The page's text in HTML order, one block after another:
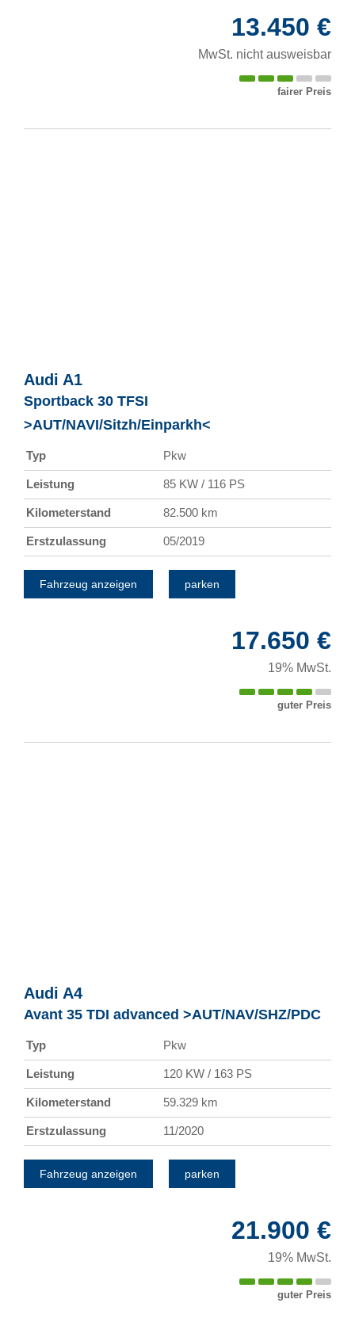
13.450 €
MwSt. nicht ausweisbar
fairer Preis
Audi A1
Sportback 30 TFSI
>AUT/NAVI/Sitzh/Einparkh<
Typ Pkw
Leistung 85 KW / 116 PS
Kilometerstand 82.500 km
Erstzulassung 05/2019
Fahrzeug anzeigen parken
17.650 €
19% MwSt.
guter Preis
Audi A4
Avant 35 TDI advanced >AUT/NAV/SHZ/PDC
Typ Pkw
Leistung 120 KW / 163 PS
Kilometerstand 59.329 km
Erstzulassung 11/2020
Fahrzeug anzeigen parken
21.900 €
19% MwSt.
guter Preis